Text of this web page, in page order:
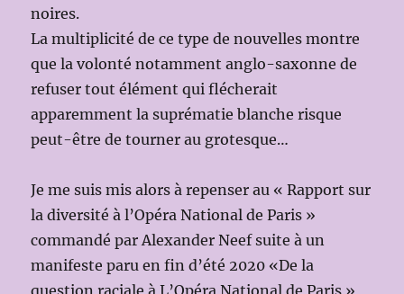
noires.
La multiplicité de ce type de nouvelles montre
que la volonté notamment anglo-saxonne de
refuser tout élément qui flécherait
apparemment la suprématie blanche risque
peut-être de tourner au grotesque…
Je me suis mis alors à repenser au « Rapport sur
la diversité à l’Opéra National de Paris »
commandé par Alexander Neef suite à un
manifeste paru en fin d’été 2020 «De la